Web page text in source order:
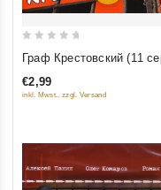
out
of
Граф Крестовский (11
€2,99
inkl. Mwst., zzgl. Versand